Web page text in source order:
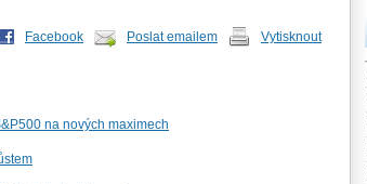
Facebook Poslat emailem Vytisknout
na nových maximech